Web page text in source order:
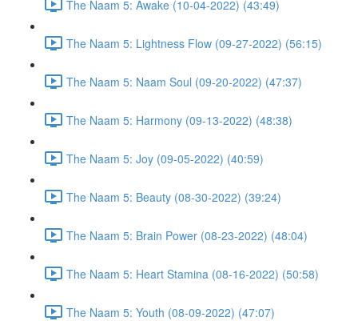
The Naam 5: Awake (10-04-2022) (43:49)
The Naam 5: Lightness Flow (09-27-2022) (56:15)
The Naam 5: Naam Soul (09-20-2022) (47:37)
The Naam 5: Harmony (09-13-2022) (48:38)
The Naam 5: Joy (09-05-2022) (40:59)
The Naam 5: Beauty (08-30-2022) (39:24)
The Naam 5: Brain Power (08-23-2022) (48:04)
The Naam 5: Heart Stamina (08-16-2022) (50:58)
The Naam 5: Youth (08-09-2022) (47:07)